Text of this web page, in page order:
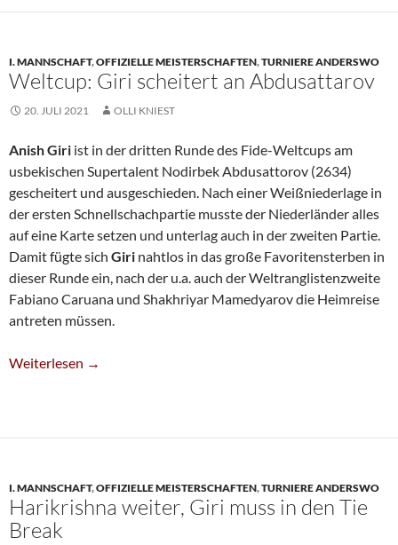
I. MANNSCHAFT,OFFIZIELLE MEISTERSCHAFTEN,TURNIERE ANDERSWO
Weltcup: Giri scheitert an Abdusattarov
20. JULI 2021 OLLI KNIEST
Anish Giri ist in der dritten Runde des Fide-Weltcups am
usbekischen Supertalent Nodirbek Abdusattorov (2634)
gescheitert und ausgeschieden. Nach einer Weißniederlage in
der ersten Schnellschachpartie musste der Niederländer alles
auf eine Karte setzen und unterlag auch in der zweiten Partie.
Damit fügte sich Giri nahtlos in das große Favoritensterben in
dieser Runde ein, nach der u.a. auch der Weltranglistenzweite
Fabiano Caruana und Shakhriyar Mamedyarov die Heimreise
antreten müssen.
Weltcup: Giri Scheitert An Abdusattarov
Weiterlesen →
I. MANNSCHAFT,OFFIZIELLE MEISTERSCHAFTEN,TURNIERE ANDERSWO
Harikrishna weiter, Giri muss in den Tie
Break